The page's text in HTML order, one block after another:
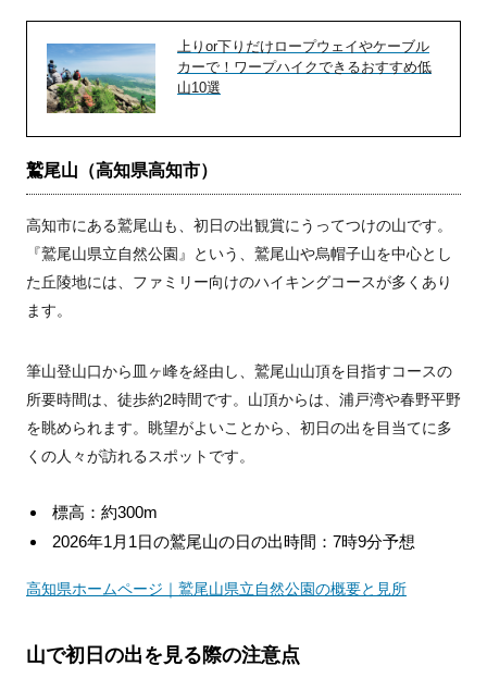
上りor下りだけロープウェイやケーブル
カーで！ワープハイクできるおすすめ低
山10選
鷲尾山（高知県高知市）
高知市にある鷲尾山も、初日の出観賞にうってつけの山です。
『鷲尾山県立自然公園』という、鷲尾山や烏帽子山を中心とし
た丘陵地には、ファミリー向けのハイキングコースが多くあり
ます。
筆山登山口から皿ヶ峰を経由し、鷲尾山山頂を目指すコースの
所要時間は、徒歩約2時間です。山頂からは、浦戸湾や春野平野
を眺められます。眺望がよいことから、初日の出を目当てに多
くの人々が訪れるスポットです。
標高：約300m
2026年1月1日の鷲尾山の日の出時間：7時9分予想
高知県ホームページ｜鷲尾山県立自然公園の概要と見所
山で初日の出を見る際の注意点